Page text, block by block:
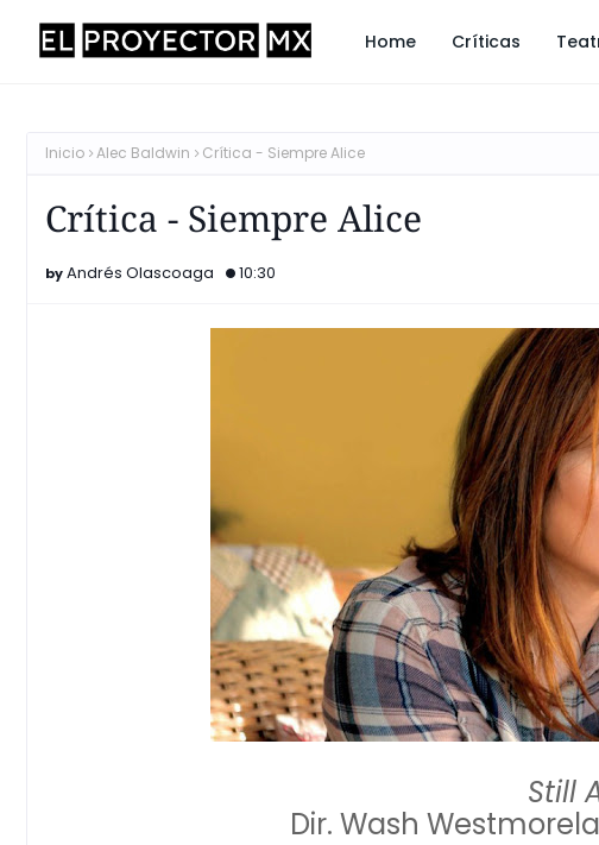
Home Críticas
Inicio Alec Baldwin Crítica - Siempre Alice
Crítica - Siempre Alice
Andrés Olascoaga 10:30
Still
Dir. Wash